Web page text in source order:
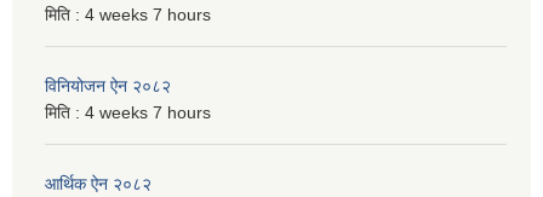
मिति : 4 weeks 7 hours
विनियोजन ऐन २०८२
मिति : 4 weeks 7 hours
आर्थिक ऐन २०८२